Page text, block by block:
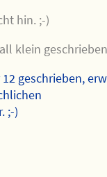
hin. ;-)
klein
geschrieben,
;-)